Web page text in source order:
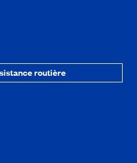
routière